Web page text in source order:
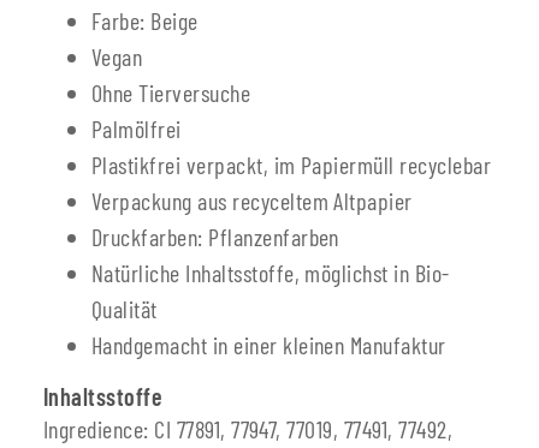
Farbe: Beige
Vegan
Ohne Tierversuche
Palmölfrei
Plastikfrei verpackt, im Papiermüll recyclebar
Verpackung aus recyceltem Altpapier
Druckfarben: Pflanzenfarben
Natürliche Inhaltsstoffe, möglichst in Bio-
Qualität
Handgemacht in einer kleinen Manufaktur
Inhaltsstoffe
Ingredience: CI 77891, 77947, 77019, 77491, 77492,